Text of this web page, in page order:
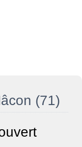
(71)